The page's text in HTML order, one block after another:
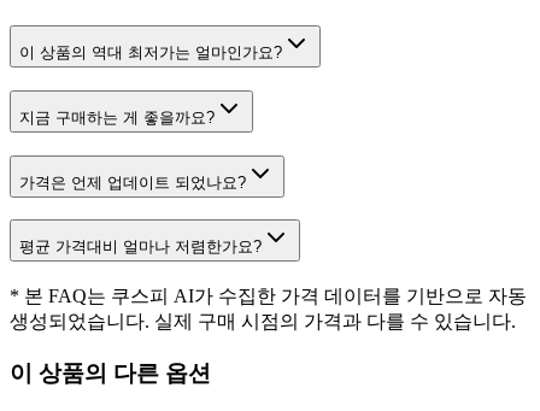
이 상품의 역대 최저가는 얼마인가요?
지금 구매하는 게 좋을까요?
가격은 언제 업데이트 되었나요?
평균 가격대비 얼마나 저렴한가요?
* 본 FAQ는 쿠스피 AI가 수집한 가격 데이터를 기반으로 자동
생성되었습니다. 실제 구매 시점의 가격과 다를 수 있습니다.
이 상품의 다른 옵션